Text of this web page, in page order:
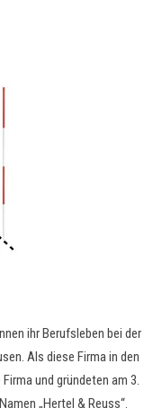
ihr Berufsleben bei der
Als diese Firma in den
und gründeten am 3.
„Hertel & Reuss“.